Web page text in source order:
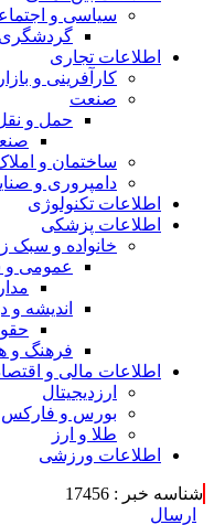
سیاسی و
اطلاعات تجاری
کارآفرینی و
صنعت
حمل و
ساختمان و
دامپروری و
اطلاعات تکنولوژی
اطلاعات پزشکی
خانواده و سبک
عمومی
اندیشه و
فرهنگ و
اطلاعات مالی و
ارزدیجیتال
بورس و فارکس
طلا و ارز
اطلاعات ورزشی
شناسه خبر : 17456
ارسال